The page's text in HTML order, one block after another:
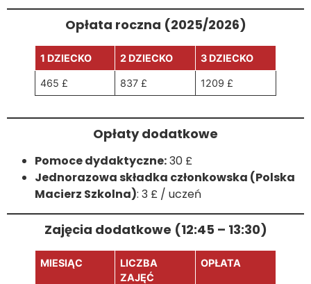
Opłata roczna (2025/2026)
1 DZIECKO 2 DZIECKO 3 DZIECKO
465 £ 837 £ 1209 £
Opłaty dodatkowe
Pomoce dydaktyczne:30 £
Jednorazowa składka członkowska (Polska
Macierz Szkolna): 3 £ / uczeń
Zajęcia dodatkowe (12:45 – 13:30)
MIESIĄC
LICZBA
ZAJĘĆ
OPŁATA